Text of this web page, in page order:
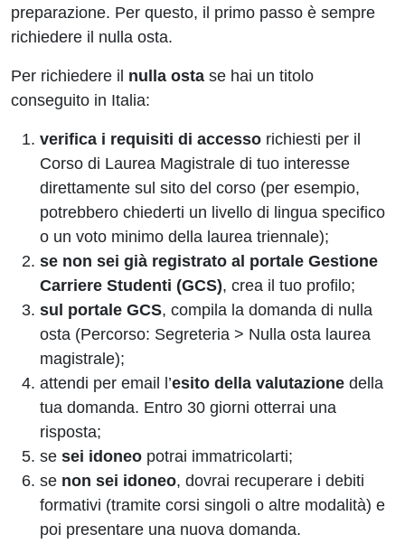
preparazione. Per questo, il primo passo è sempre
richiedere il nulla osta.
Per richiedere il nulla osta se hai un titolo
conseguito in Italia:
verifica i requisiti di accesso richiesti per il
Corso di Laurea Magistrale di tuo interesse
direttamente sul sito del corso (per esempio,
potrebbero chiederti un livello di lingua specifico
o un voto minimo della laurea triennale);
se non sei già registrato al portale Gestione
Carriere Studenti (GCS), crea il tuo profilo;
sul portale GCS, compila la domanda di nulla
osta (Percorso: Segreteria > Nulla osta laurea
magistrale);
attendi per email l’esito della valutazione della
tua domanda. Entro 30 giorni otterrai una
risposta;
se sei idoneo potrai immatricolarti;
se non sei idoneo, dovrai recuperare i debiti
formativi (tramite corsi singoli o altre modalità) e
poi presentare una nuova domanda.